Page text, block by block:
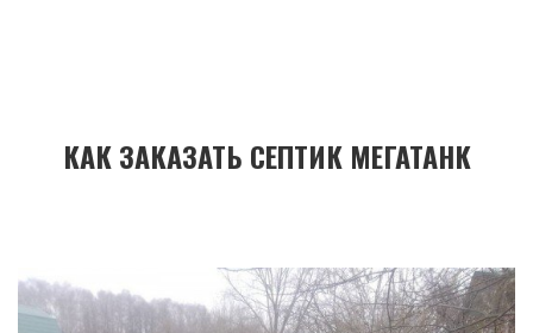
КАК ЗАКАЗАТЬ СЕПТИК МЕГАТАНК